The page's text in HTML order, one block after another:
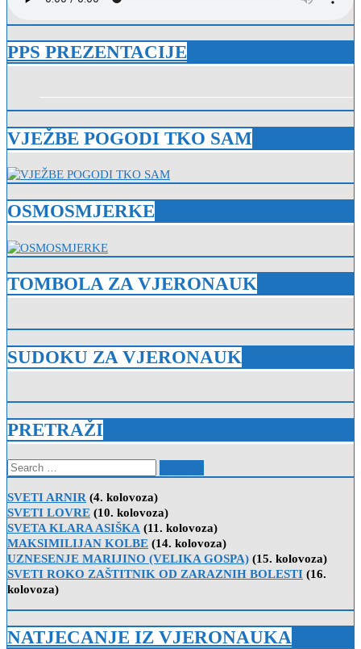
PPS PREZENTACIJE
VJEŽBE POGODI TKO SAM
OSMOSMJERKE
TOMBOLA ZA VJERONAUK
SUDOKU ZA VJERONAUK
PRETRAŽI
Search
for:
SVETI ARNIR (4. kolovoza)
SVETI LOVRE (10. kolovoza)
SVETA KLARA ASIŠKA (11. kolovoza)
MAKSIMILIJAN KOLBE (14. kolovoza)
UZNESENJE MARIJINO (VELIKA GOSPA) (15. kolovoza)
SVETI ROKO ZAŠTITNIK OD ZARAZNIH BOLESTI (16.
kolovoza)
NATJECANJE IZ VJERONAUKA